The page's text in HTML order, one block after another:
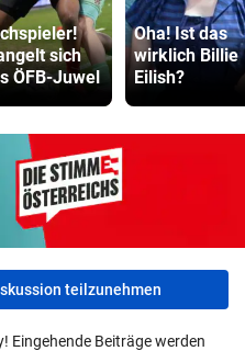
sich
ÖFB-Juwel
Oha! Ist das
wirklich Billie
Eilish?
teilzunehmen
Eingehende Beiträge werden